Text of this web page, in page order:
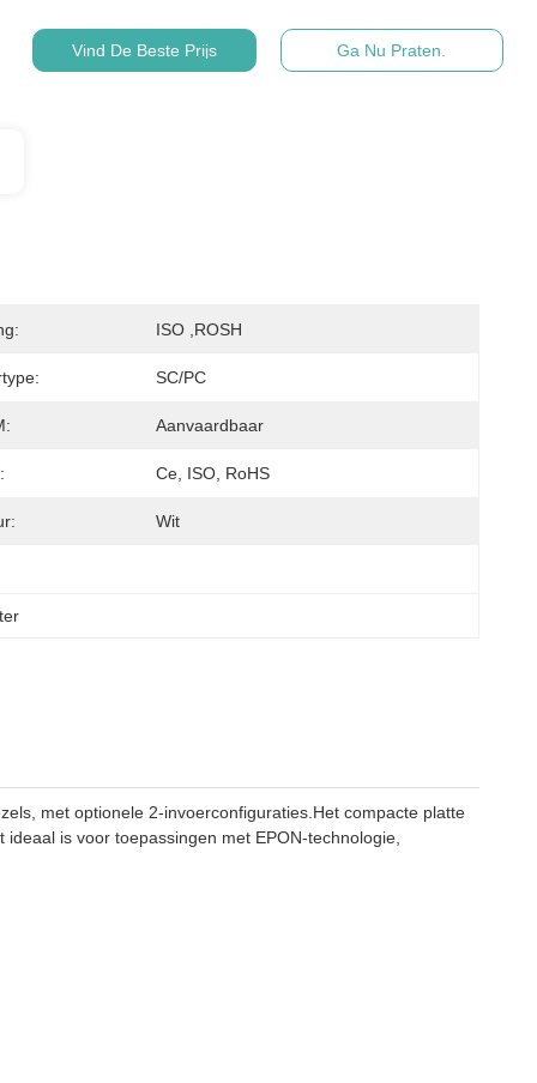
Vind De Beste Prijs Ga Nu Praten.
ISO ,ROSH
SC/PC
Aanvaardbaar
Ce, ISO, RoHS
Wit
met optionele 2-invoerconfiguraties.Het compacte platte
is voor toepassingen met EPON-technologie,